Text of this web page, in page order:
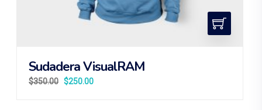
Sudadera VisualRAM
$350.00 $250.00